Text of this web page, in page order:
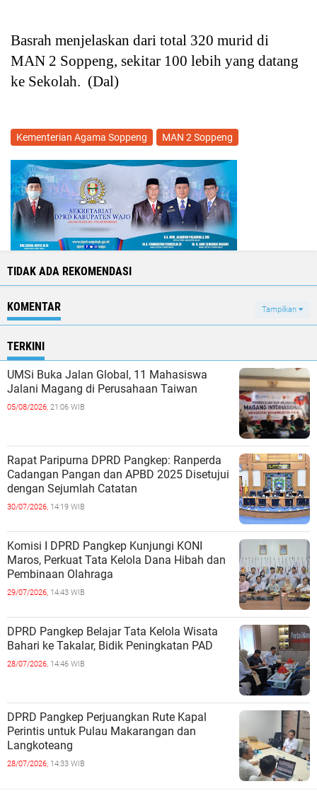
Basrah menjelaskan dari total 320 murid di
MAN 2 Soppeng, sekitar 100 lebih yang datang
ke Sekolah. (Dal)
Kementerian Agama Soppeng MAN 2 Soppeng
TIDAK ADA REKOMENDASI
KOMENTAR Tampilkan
TERKINI
UMSi Buka Jalan Global, 11 Mahasiswa
Jalani Magang di Perusahaan Taiwan
05/08/2026, 21:06 WIB
Rapat Paripurna DPRD Pangkep: Ranperda
Cadangan Pangan dan APBD 2025 Disetujui
dengan Sejumlah Catatan
30/07/2026, 14:19 WIB
Komisi I DPRD Pangkep Kunjungi KONI
Maros, Perkuat Tata Kelola Dana Hibah dan
Pembinaan Olahraga
29/07/2026, 14:43 WIB
DPRD Pangkep Belajar Tata Kelola Wisata
Bahari ke Takalar, Bidik Peningkatan PAD
28/07/2026, 14:46 WIB
DPRD Pangkep Perjuangkan Rute Kapal
Perintis untuk Pulau Makarangan dan
Langkoteang
28/07/2026, 14:33 WIB